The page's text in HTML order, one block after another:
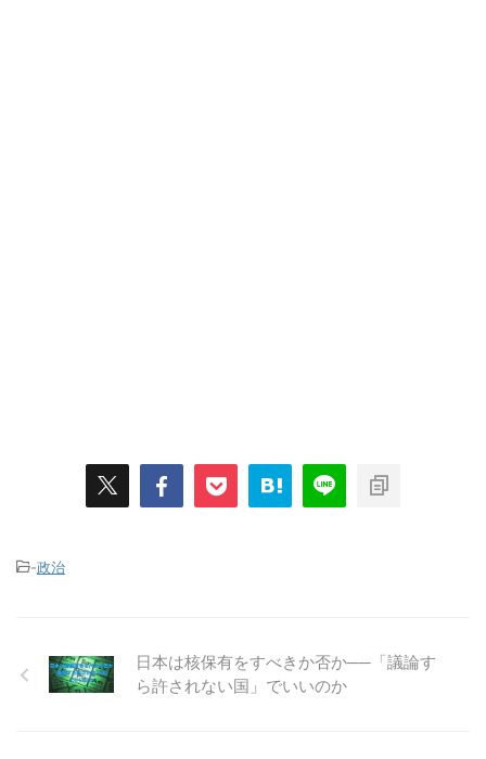
-政治
日本は核保有をすべきか否か──「議論す
ら許されない国」でいいのか